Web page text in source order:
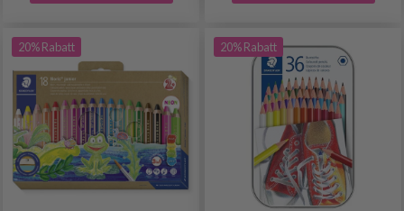
20% Rabatt 20% Rabatt